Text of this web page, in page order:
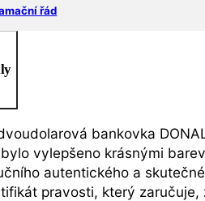
řád
bankovka
vylepšeno krásnými
autentického a
pravosti, který